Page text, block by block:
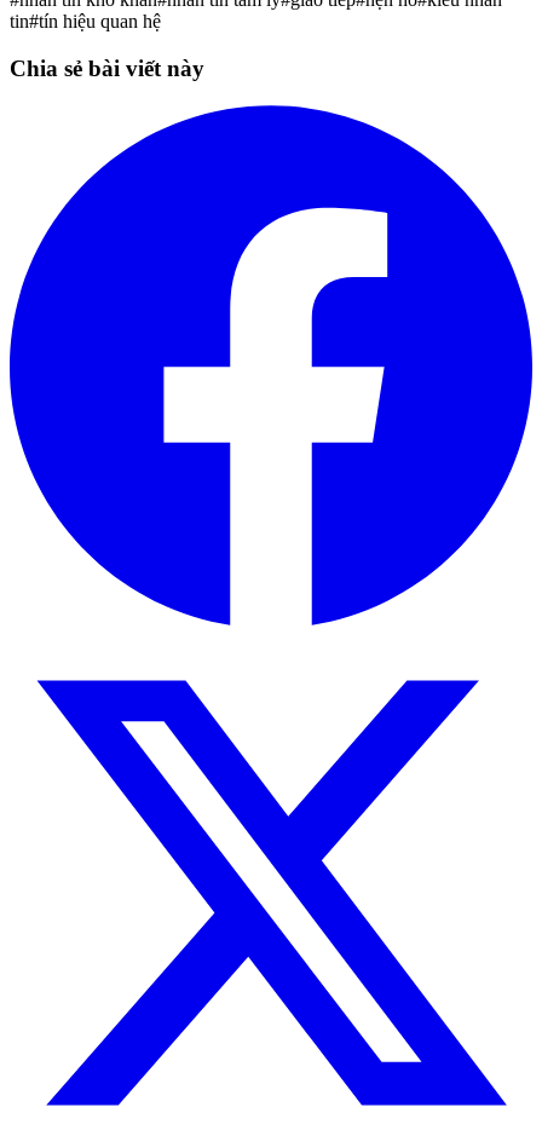
tin#tín hiệu quan hệ
Chia sẻ bài viết này